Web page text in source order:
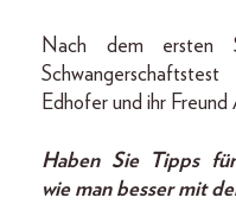
Nach dem ersten
Edhofer und ihr Freund
Haben Sie Tipps für
wie man besser mit